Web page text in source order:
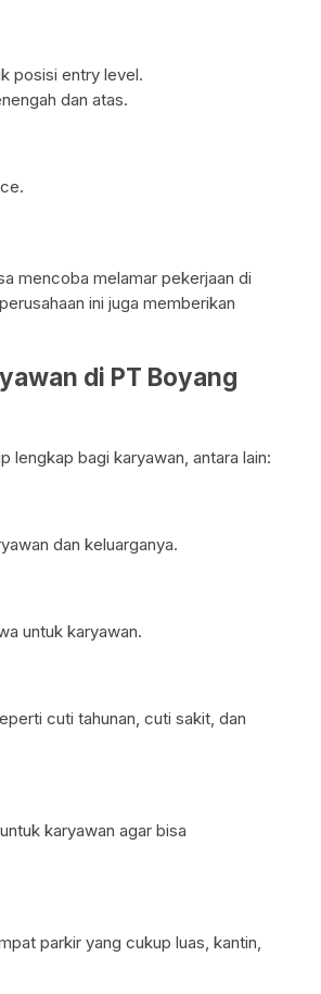
posisi entry level.
dan atas.
mencoba melamar pekerjaan di
ini juga memberikan
di PT Boyang
lengkap bagi karyawan, antara lain:
dan keluarganya.
untuk karyawan.
cuti tahunan, cuti sakit, dan
karyawan agar bisa
parkir yang cukup luas, kantin,